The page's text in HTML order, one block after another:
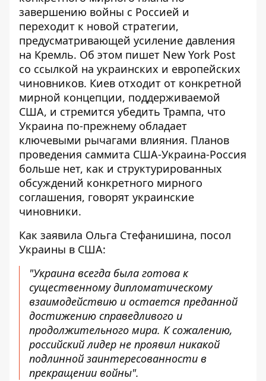
завершению войны с Россией и
переходит к новой стратегии,
предусматривающей усиление давления
на Кремль. Об этом пишет New York Post
со ссылкой на украинских и европейских
чиновников. Киев отходит от конкретной
мирной концепции, поддерживаемой
США, и стремится убедить Трампа, что
Украина по-прежнему обладает
ключевыми рычагами влияния. Планов
проведения саммита США-Украина-Россия
больше нет, как и структурированных
обсуждений конкретного мирного
соглашения, говорят украинские
чиновники.
Как заявила Ольга Стефанишина, посол
Украины в США:
"Украина всегда была готова к
существенному дипломатическому
взаимодействию и остается преданной
достижению справедливого и
продолжительного мира. К сожалению,
российский лидер не проявил никакой
подлинной заинтересованности в
прекращении войны".